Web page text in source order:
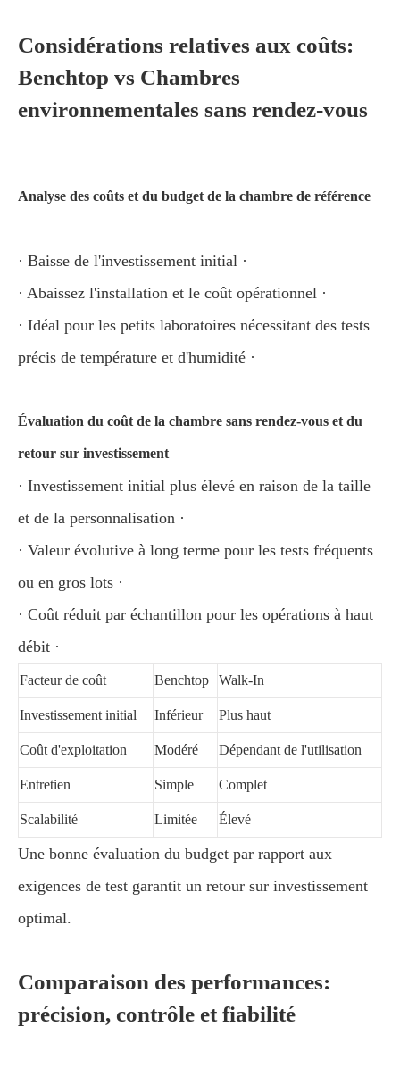
Considérations relatives aux coûts:
Benchtop vs Chambres
environnementales sans rendez-vous
Analyse des coûts et du budget de la chambre de référence
· Baisse de l'investissement initial ·
· Abaissez l'installation et le coût opérationnel ·
· Idéal pour les petits laboratoires nécessitant des tests
précis de température et d'humidité ·
Évaluation du coût de la chambre sans rendez-vous et du
retour sur investissement
· Investissement initial plus élevé en raison de la taille
et de la personnalisation ·
· Valeur évolutive à long terme pour les tests fréquents
ou en gros lots ·
· Coût réduit par échantillon pour les opérations à haut
débit ·
Facteur de coût Benchtop Walk-In
Investissement initial Inférieur Plus haut
Coût d'exploitation Modéré Dépendant de l'utilisation
Entretien Simple Complet
Scalabilité Limitée Élevé
Une bonne évaluation du budget par rapport aux
exigences de test garantit un retour sur investissement
optimal.
Comparaison des performances:
précision, contrôle et fiabilité